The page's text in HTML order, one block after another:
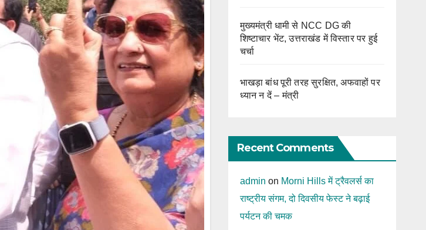
मुख्यमंत्री धामी से NCC DG की
शिष्टाचार भेंट, उत्तराखंड में विस्तार पर हुई
चर्चा
भाखड़ा बांध पूरी तरह सुरक्षित, अफवाहों पर
ध्यान न दें – मंत्री
Recent Comments
admin on Morni Hills में ट्रैवलर्स का
राष्ट्रीय संगम, दो दिवसीय फेस्ट ने बढ़ाई
पर्यटन की चमक